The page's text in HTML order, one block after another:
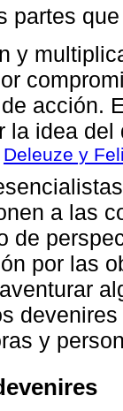
partes
y
acción.
la idea
Deleuze y
a las
de
por las
y